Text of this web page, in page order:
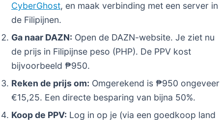
CyberGhost, en maak verbinding met een server in
de Filipijnen.
Ga naar DAZN: Open de DAZN-website. Je ziet nu
de prijs in Filipijnse peso (PHP). De PPV kost
bijvoorbeeld ₱950.
Reken de prijs om: Omgerekend is ₱950 ongeveer
€15,25. Een directe besparing van bijna 50%.
Koop de PPV: Log in op je (via een goedkoop land